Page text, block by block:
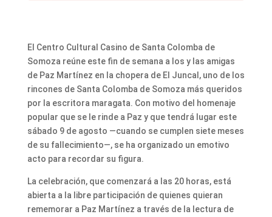
El Centro Cultural Casino de Santa Colomba de
Somoza reúne este fin de semana a los y las amigas
de Paz Martínez en la chopera de El Juncal, uno de los
rincones de Santa Colomba de Somoza más queridos
por la escritora maragata. Con motivo del homenaje
popular que se le rinde a Paz y que tendrá lugar este
sábado 9 de agosto —cuando se cumplen siete meses
de su fallecimiento—, se ha organizado un emotivo
acto para recordar su figura.
La celebración, que comenzará a las 20 horas, está
abierta a la libre participación de quienes quieran
rememorar a Paz Martínez a través de la lectura de